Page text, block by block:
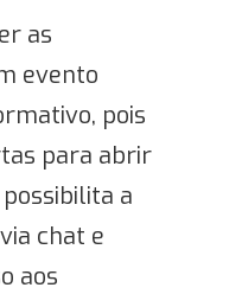
as
evento
pois
para abrir
a
chat e
aos